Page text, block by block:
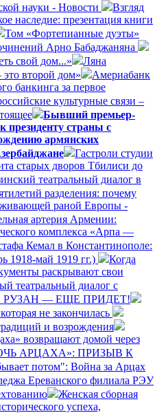
науки - Новости
Взгляд
наследие: презентация книги
Том «Фортепианные дуэты»
Арно Бабаджаняна
свой дом...»
Ляна
второй дом»
Америабанк
банкинга за первое
культурные связи –
Бывший премьер-
президенту страны с
армянских
Гастроли студии
старых дворов Тбилиси до
театральный диалог в
разделения: почему
раной Европы -
артерия Армении:
комплекса «Арпа —
Кемал в Константинополе:
1918-май 1919 гг.)
Когда
раскрывают свои
театральный диалог с
РУЗАН — ЕЩЕ ПРИДЕТ!
не закончилась
и возрождения
возвращают домой через
АРЦАХА»: ПРИЗЫВ К
потом": Война за Арцах
Ереванского филиала РЭУ
Женская сборная
успеха,